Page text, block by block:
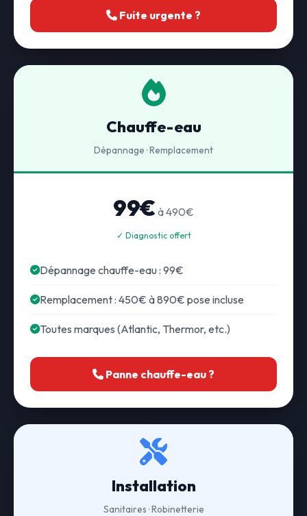
Fuite urgente ?
Chauffe-eau
Dépannage · Remplacement
99€ à 490€
✓ Diagnostic offert
Dépannage chauffe-eau : 99€
Remplacement : 450€ à 890€ pose incluse
Toutes marques (Atlantic, Thermor, etc.)
Panne chauffe-eau ?
Installation
Sanitaires · Robinetterie